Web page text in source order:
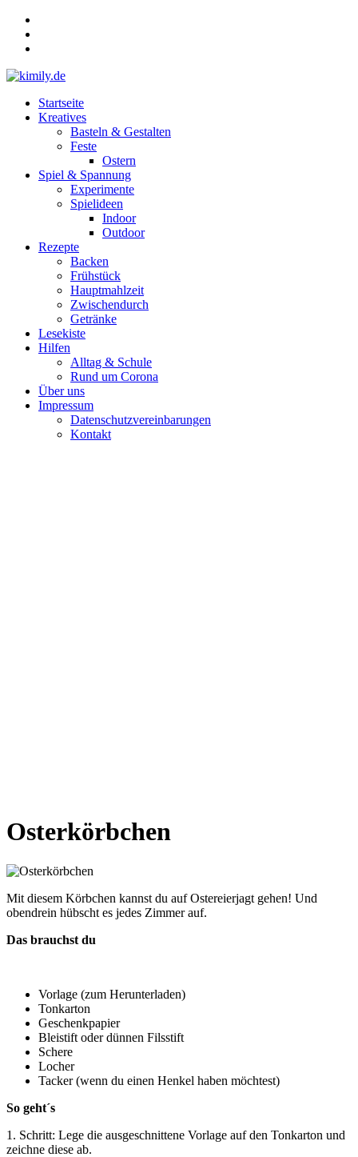
Zum
Inhalt
springen
kimily.de
faMILY
Menü
Startseite
Kreatives
Basteln & Gestalten
Feste
Ostern
Spiel & Spannung
Experimente
Spielideen
Indoor
Outdoor
Rezepte
Backen
Frühstück
Hauptmahlzeit
Zwischendurch
Getränke
Lesekiste
Hilfen
Alltag & Schule
Rund um Corona
Über uns
Impressum
Datenschutzvereinbarungen
Kontakt
Osterkörbchen
Mit diesem Körbchen kannst du auf Ostereierjagt gehen! Und
obendrein hübscht es jedes Zimmer auf.
Das brauchst du
Vorlage (zum Herunterladen)
Tonkarton
Geschenkpapier
Bleistift oder dünnen Filsstift
Schere
Locher
Tacker (wenn du einen Henkel haben möchtest)
So geht´s
1. Schritt: Lege die ausgeschnittene Vorlage auf den Tonkarton und
zeichne diese ab.